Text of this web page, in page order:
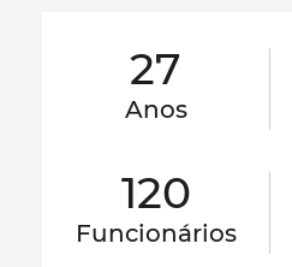
27
Anos
120
Funcionários